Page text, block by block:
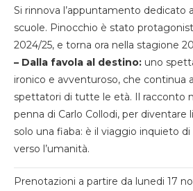
Si rinnova l’appuntamento dedicato
scuole. Pinocchio è stato
2024/25, e torna ora nella stagione
– Dalla favola al destino: uno
ironico e avventuroso, che continua
spettatori di tutte le età. Il racconto
penna di Carlo Collodi, per diventare
solo una fiaba: è il viaggio inquieto di
verso l’umanità.
Prenotazioni a partire da lunedi 17